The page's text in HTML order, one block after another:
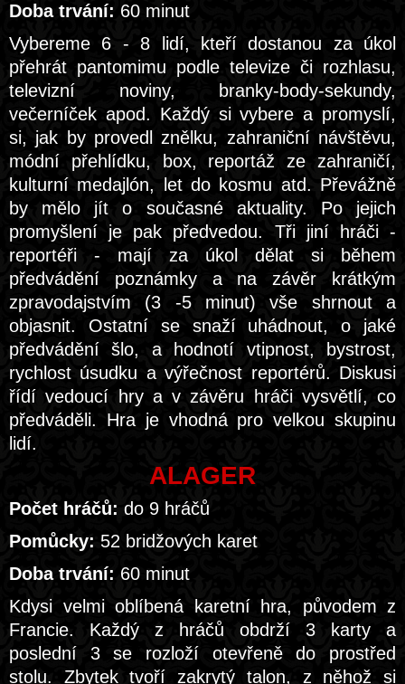
Doba trvání: 60 minut
Vybereme 6 - 8 lidí, kteří dostanou za úkol
přehrát pantomimu podle televize či rozhlasu,
televizní noviny, branky-body-sekundy,
večerníček apod. Každý si vybere a promyslí,
si, jak by provedl znělku, zahraniční návštěvu,
módní přehlídku, box, reportáž ze zahraničí,
kulturní medajlón, let do kosmu atd. Převážně
by mělo jít o současné aktuality. Po jejich
promyšlení je pak předvedou. Tři jiní hráči -
reportéři - mají za úkol dělat si během
předvádění poznámky a na závěr krátkým
zpravodajstvím (3 -5 minut) vše shrnout a
objasnit. Ostatní se snaží uhádnout, o jaké
předvádění šlo, a hodnotí vtipnost, bystrost,
rychlost úsudku a výřečnost reportérů. Diskusi
řídí vedoucí hry a v závěru hráči vysvětlí, co
předváděli. Hra je vhodná pro velkou skupinu
lidí.
ALAGER
Počet hráčů: do 9 hráčů
Pomůcky: 52 bridžových karet
Doba trvání: 60 minut
Kdysi velmi oblíbená karetní hra, původem z
Francie. Každý z hráčů obdrží 3 karty a
poslední 3 se rozloží otevřeně do prostřed
stolu. Zbytek tvoří zakrytý talon, z něhož si